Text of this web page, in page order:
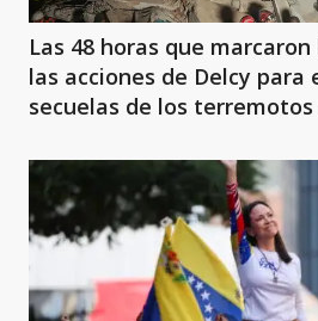
Las 48 horas que
las acciones de Delcy
secuelas de los terremotos